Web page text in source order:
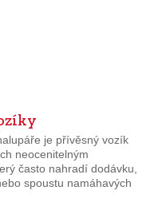
je přívěsný vozík
neocenitelným
často nahradí dodávku,
spoustu namáhavých